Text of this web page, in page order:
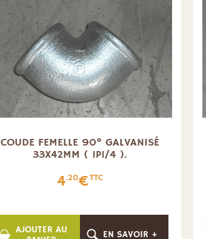
COUDE FEMELLE 90° GALVANISÉ
33X42MM ( 1P1/4 ).
4.20€TTC
AJOUTER AU
EN SAVOIR +